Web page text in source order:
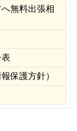
無料出張相
保護方針）